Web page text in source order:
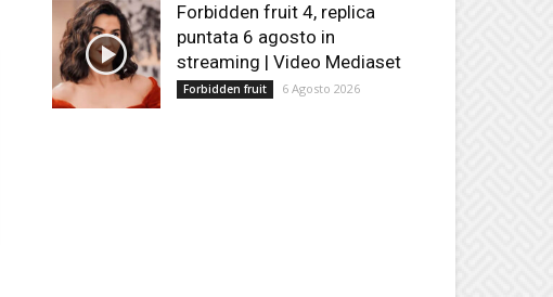
Forbidden fruit 4, replica
puntata 6 agosto in
streaming | Video Mediaset
Forbidden fruit 6 Agosto 2026